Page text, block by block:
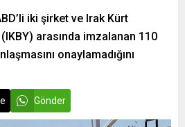
iki şirket ve Irak Kürt
arasında imzalanan 110
onaylamadığını
Gönder